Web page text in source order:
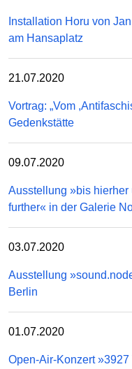
Installation Horu von
am Hansaplatz
21.07.2020
Vortrag: „Vom
Gedenkstätte
09.07.2020
Ausstellung »bis hierher
further« in der Galerie
03.07.2020
Ausstellung
Berlin
01.07.2020
Open-Air-Konzert